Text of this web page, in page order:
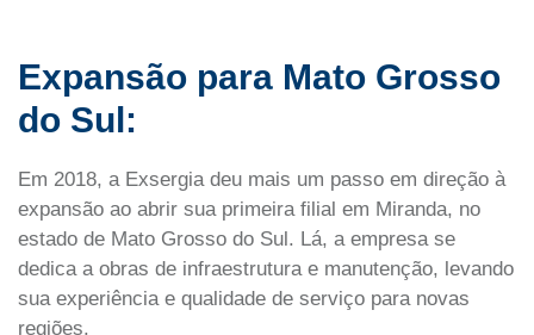
Expansão para Mato Grosso
do Sul:
Em 2018, a Exsergia deu mais um passo em direção à
expansão ao abrir sua primeira filial em Miranda, no
estado de Mato Grosso do Sul. Lá, a empresa se
dedica a obras de infraestrutura e manutenção, levando
sua experiência e qualidade de serviço para novas
regiões.